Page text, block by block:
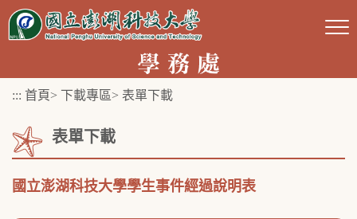
跳
::: 首頁> 下載專區> 表單下載
表單下載
國立澎湖科技大學學生事件經過說明表